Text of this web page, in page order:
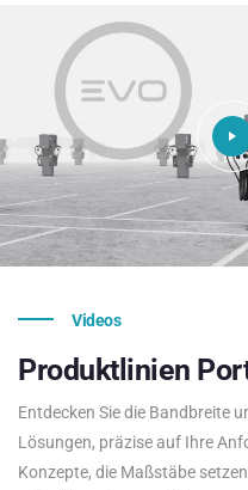
Videos
Produktlinien
Entdecken Sie die Bandbreite
Lösungen, präzise auf Ihre
Konzepte, die Maßstäbe